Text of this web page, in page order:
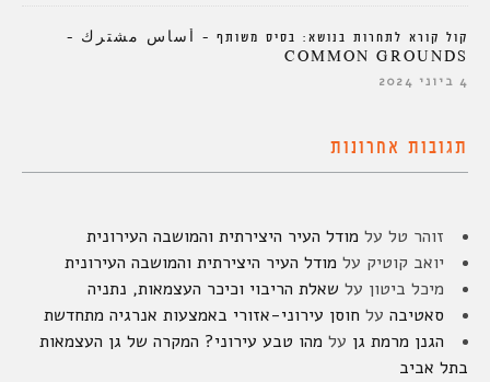
קול קורא לתחרות בנושא: בסיס משותף – أساس مشترك –
COMMON GROUNDS
4 ביוני 2024
תגובות אחרונות
זוהר טל על מודל העיר היצירתית והמושבה העירונית
יואב קוטיק על מודל העיר היצירתית והמושבה העירונית
מיכל ביטון על שאלת הריבוי וכיכר העצמאות, נתניה
סאטיבה על חוסן עירוני-אזורי באמצעות אנרגיה מתחדשת
הגנן מרמת גן על מהו טבע עירוני? המקרה של גן העצמאות
בתל אביב